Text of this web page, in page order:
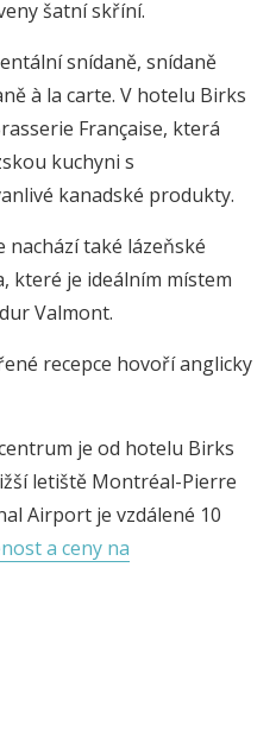
šatní skříní.
snídaně, snídaně
à la carte. V hotelu Birks
Française, která
kuchyni s
kanadské produkty.
také lázeňské
které je ideálním místem
Valmont.
recepce hovoří anglicky
je od hotelu Birks
letiště Montréal-Pierre
Airport je vzdálené 10
a ceny na